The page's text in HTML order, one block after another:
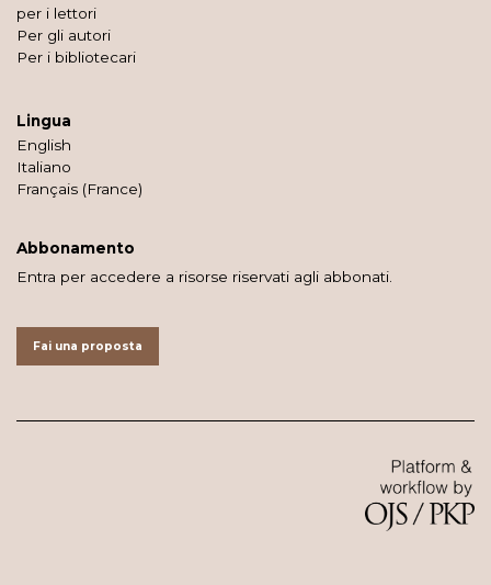
per i lettori
Per gli autori
Per i bibliotecari
Lingua
English
Italiano
Français (France)
Abbonamento
Entra per accedere a risorse riservati agli abbonati.
Fai una proposta